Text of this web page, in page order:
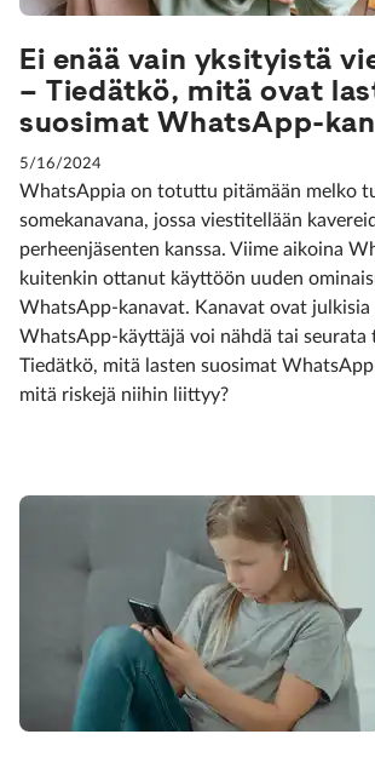
Ei enää vain yksityistä
– Tiedätkö, mitä ovat
suosimat WhatsApp-
5/16/2024
WhatsAppia on totuttu pitämään melko
somekanavana, jossa viestitellään
perheenjäsenten kanssa. Viime aikoina
kuitenkin ottanut käyttöön uuden
WhatsApp-kanavat. Kanavat ovat julkisia
WhatsApp-käyttäjä voi nähdä tai seurata
Tiedätkö, mitä lasten suosimat
mitä riskejä niihin liittyy?